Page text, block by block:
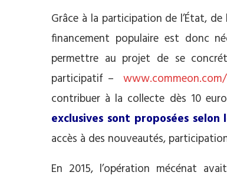
Grâce à la participation de l’État,
financement populaire est donc
permettre au projet de se
participatif –
contribuer à la collecte dès 10
exclusives sont proposées
accès à des nouveautés,
En 2015, l’opération mécénat